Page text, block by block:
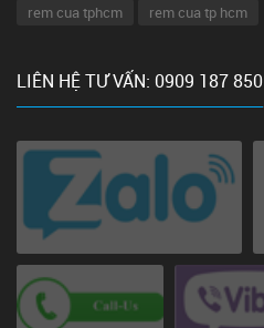
rem cua tphcm
rem cua tp hcm
LIÊN HỆ TƯ VẤN: 0909 187 850